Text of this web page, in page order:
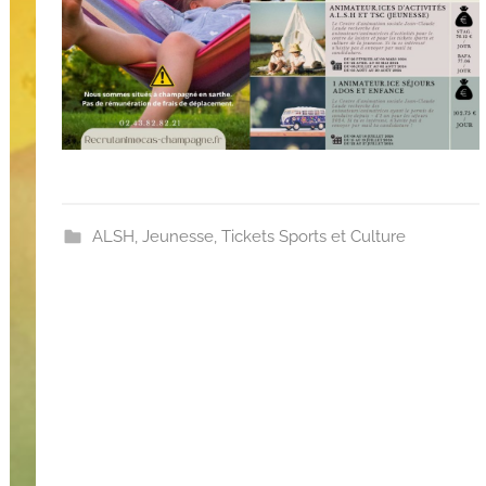
e
n
t
C
a
g
ALSH, Jeunesse, Tickets Sports et Culture